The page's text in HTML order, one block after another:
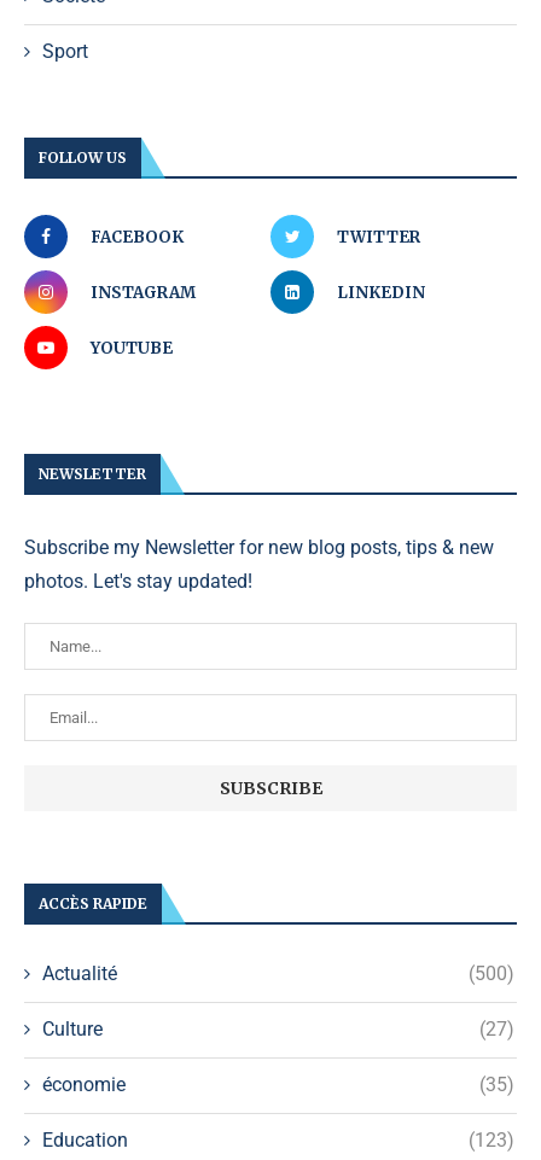
Sport
FOLLOW US
FACEBOOK TWITTER
INSTAGRAM LINKEDIN
YOUTUBE
NEWSLETTER
Subscribe my Newsletter for new blog posts, tips & new
photos. Let's stay updated!
ACCÈS RAPIDE
Actualité (500)
Culture (27)
économie (35)
Education (123)